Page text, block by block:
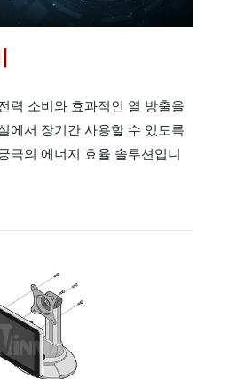
력 소비와 효과적인 열 방출을
에서 장기간 사용할 수 있도록
극의 에너지 효율 솔루션입니